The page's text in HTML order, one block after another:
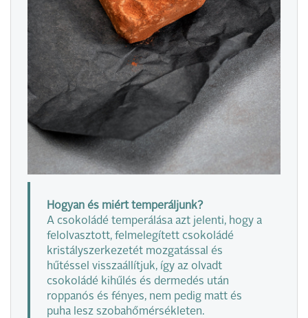
Hogyan és miért temperáljunk?
A csokoládé temperálása azt jelenti, hogy a
felolvasztott, felmelegített csokoládé
kristályszerkezetét mozgatással és
hűtéssel visszaállítjuk, így az olvadt
csokoládé kihűlés és dermedés után
roppanós és fényes, nem pedig matt és
puha lesz szobahőmérsékleten.